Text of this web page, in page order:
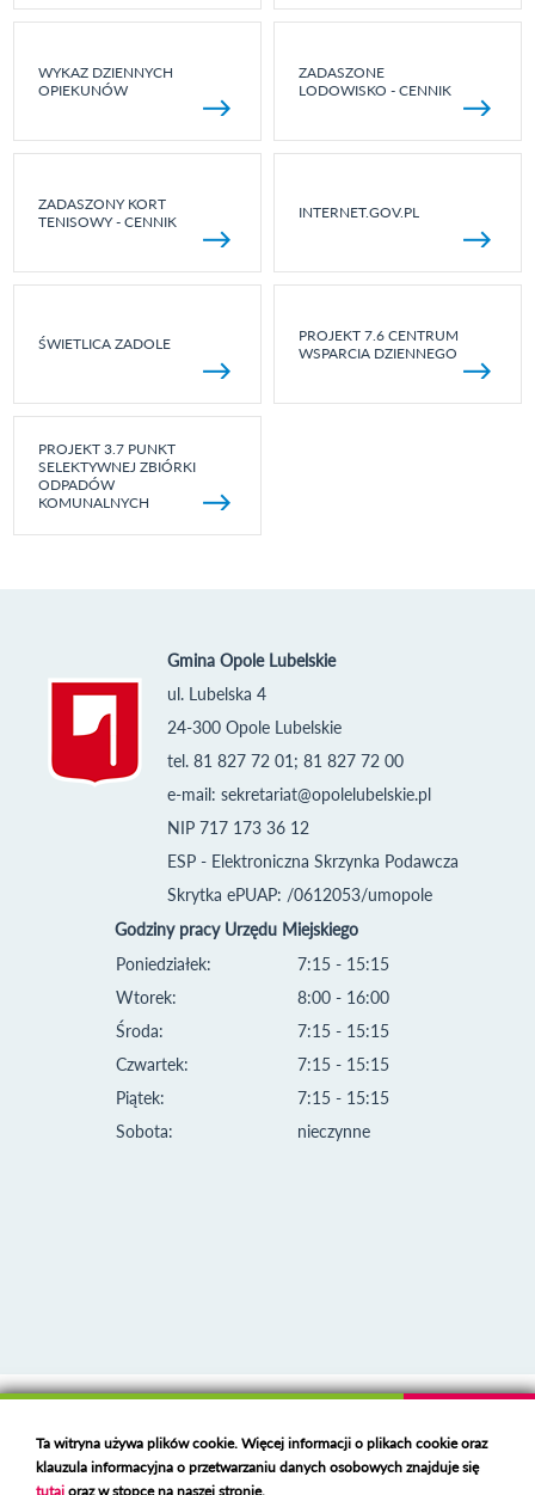
WYKAZ DZIENNYCH
OPIEKUNÓW
ZADASZONE
LODOWISKO - CENNIK
ZADASZONY KORT
TENISOWY - CENNIK
INTERNET.GOV.PL
ŚWIETLICA ZADOLE
PROJEKT 7.6 CENTRUM
WSPARCIA DZIENNEGO
PROJEKT 3.7 PUNKT
SELEKTYWNEJ ZBIÓRKI
ODPADÓW
KOMUNALNYCH
Gmina Opole Lubelskie
ul. Lubelska 4
24-300 Opole Lubelskie
tel. 81 827 72 01; 81 827 72 00
e-mail: sekretariat@opolelubelskie.pl
NIP 717 173 36 12
ESP - Elektroniczna Skrzynka Podawcza
Skrytka ePUAP: /0612053/umopole
Godziny pracy Urzędu Miejskiego
Poniedziałek:
Wtorek:
Środa:
Czwartek:
Piątek:
Sobota:
7:15 - 15:15
8:00 - 16:00
7:15 - 15:15
7:15 - 15:15
7:15 - 15:15
nieczynne
Deklaracja dostępności
Polski serwer RBLhttps://polspam.pl/
Ta witryna używa plików cookie. Więcej informacji o plikach cookie oraz
klauzula informacyjna o przetwarzaniu danych osobowych znajduje się
tutajoraz w stopce na naszej stronie.